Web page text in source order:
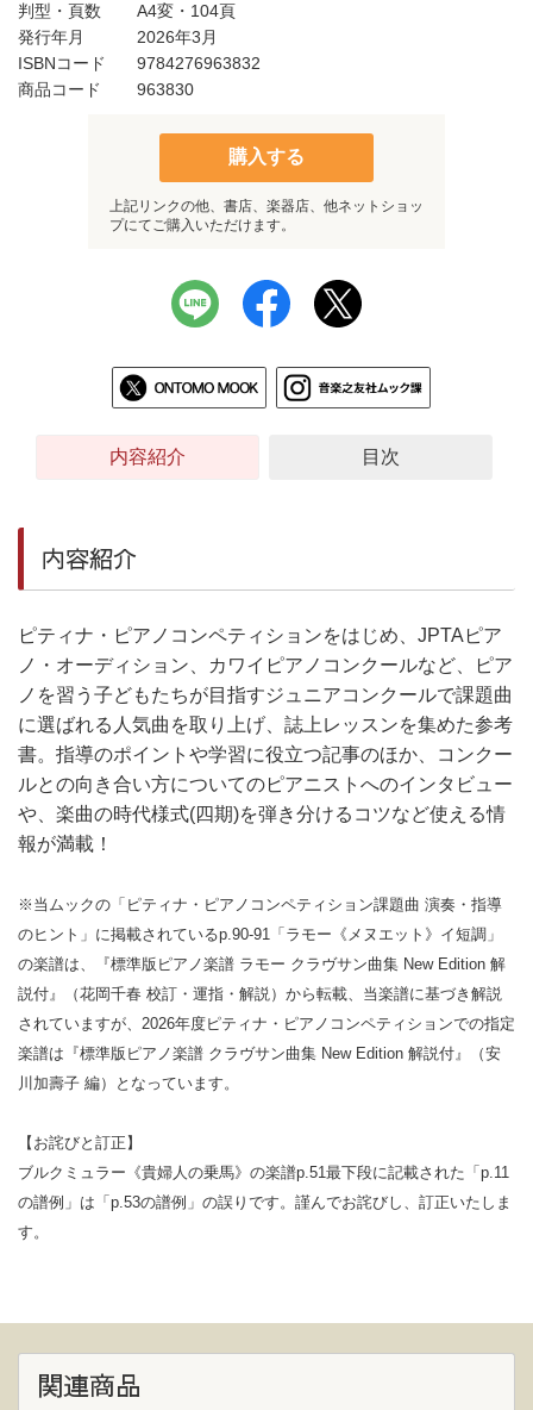
判型・頁数
A4変・104頁
発行年月
2026年3月
ISBNコード
9784276963832
商品コード
963830
購入する
上記リンクの他、書店、楽器店、他ネットショッ
プにてご購入いただけます。
内容紹介 目次
内容紹介
ピティナ・ピアノコンペティションをはじめ、JPTAピア
ノ・オーディション、カワイピアノコンクールなど、ピア
ノを習う子どもたちが目指すジュニアコンクールで課題曲
に選ばれる人気曲を取り上げ、誌上レッスンを集めた参考
書。指導のポイントや学習に役立つ記事のほか、コンクー
ルとの向き合い方についてのピアニストへのインタビュー
や、楽曲の時代様式(四期)を弾き分けるコツなど使える情
報が満載！
※当ムックの「ピティナ・ピアノコンペティション課題曲 演奏・指導
のヒント」に掲載されているp.90-91「ラモー《メヌエット》イ短調」
の楽譜は、『標準版ピアノ楽譜 ラモー クラヴサン曲集 New Edition 解
説付』（花岡千春 校訂・運指・解説）から転載、当楽譜に基づき解説
されていますが、2026年度ピティナ・ピアノコンペティションでの指定
楽譜は『標準版ピアノ楽譜 クラヴサン曲集 New Edition 解説付』（安
川加壽子 編）となっています。
【お詫びと訂正】
ブルクミュラー《貴婦人の乗馬》の楽譜p.51最下段に記載された「p.11
の譜例」は「p.53の譜例」の誤りです。謹んでお詫びし、訂正いたしま
す。
関連商品